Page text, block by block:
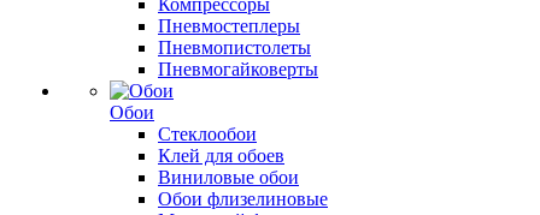
Компрессоры
Пневмостеплеры
Пневмопистолеты
Пневмогайковерты
Обои
Стеклообои
Клей для обоев
Виниловые обои
Обои флизелиновые